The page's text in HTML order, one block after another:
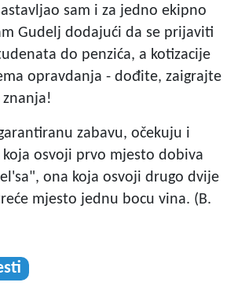
sam i za jedno ekipno
Gudelj dodajući da se prijaviti
do penzića, a kotizacije
opravdanja - dođite, zaigrajte
zabavu, očekuju i
koja osvoji prvo mjesto dobiva
ona koja osvoji drugo dvije
mjesto jednu bocu vina. (B.